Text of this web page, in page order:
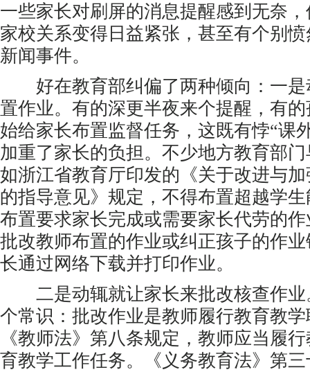
一些家长对刷屏的消息提醒感到无奈
家校关系变得日益紧张，甚至有个别
新闻事件。
好在教育部纠偏了两种倾向：一是
置作业。有的深更半夜来个提醒，有
始给家长布置监督任务，这既有悖“课
加重了家长的负担。不少地方教育部
如浙江省教育厅印发的《关于改进与
的指导意见》规定，不得布置超越学
布置要求家长完成或需要家长代劳的
批改教师布置的作业或纠正孩子的作
长通过网络下载并打印作业。
二是动辄就让家长来批改核查作业
个常识：批改作业是教师履行教育教
《教师法》第八条规定，教师应当履
育教学工作任务。《义务教育法》第